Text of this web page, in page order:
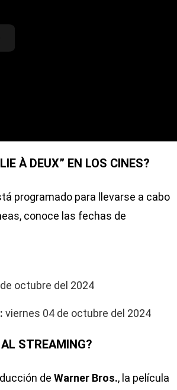
À DEUX” EN LOS CINES?
programado para llevarse a cabo
conoce las fechas de
octubre del 2024
viernes 04 de octubre del 2024
AL STREAMING?
de Warner Bros., la película